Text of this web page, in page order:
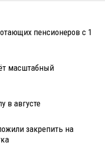
пенсионеров с 1
масштабный
в августе
закрепить на